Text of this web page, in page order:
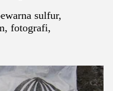
sulfur,
fotografi,